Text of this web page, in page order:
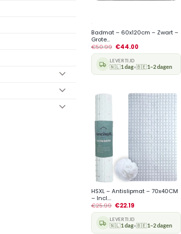
Badmat – 60x120cm – Zwart –
Grote...
€50.99 €44.00
LEVERTIJD
🇳🇱1 dag•🇧🇪1–2 dagen
HSXL – Antislipmat – 70x40CM
– Incl....
€25.99 €22.19
LEVERTIJD
🇳🇱1 dag•🇧🇪1–2 dagen